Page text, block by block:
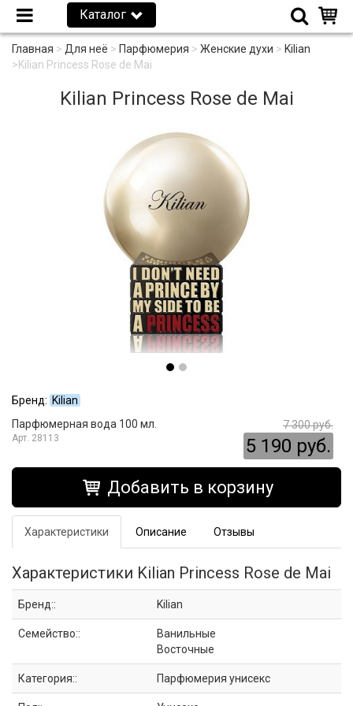
Каталог
Главная > Для неё > Парфюмерия > Женские духи > Kilian
>Kilian Princess Rose de Mai
Kilian Princess Rose de Mai
Бренд: Kilian
Парфюмерная вода 100 мл.
28113
7 300 руб.
5 190 руб.
Добавить в корзину
Характеристики Описание Отзывы
Характеристики Kilian Princess Rose de Mai
Бренд:: Kilian
Семейство::
Ванильные
Восточные
Категория:: Парфюмерия унисекс